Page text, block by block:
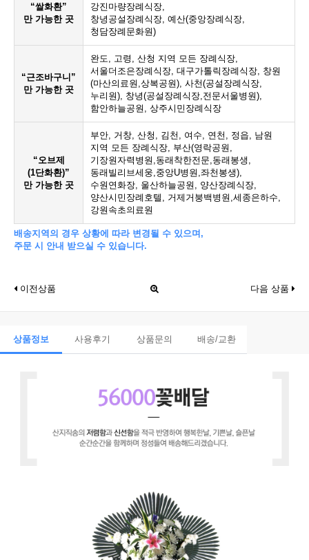
“쌀화환”
만 가능한 곳
강진마량장례식장,
창녕공설장례식장, 예산(중앙장례식장,
청담장례문화원)
“근조바구니”
만 가능한 곳
완도, 고령, 산청 지역 모든 장례식장,
서울더조은장례식장, 대구가톨릭장례식장, 창원
(마산의료원,상복공원), 사천(공설장례식장,
누리원), 창녕(공설장례식장,전문서울병원),
함안하늘공원, 상주시민장례식장
“오브제
(1단화환)”
만 가능한 곳
부안, 거창, 산청, 김천, 여수, 연천, 정읍, 남원
지역 모든 장례식장, 부산(영락공원,
기장원자력병원,동래착한전문,동래봉생,
동래빌리브세웅,중앙U병원,좌천봉생),
수원연화장, 울산하늘공원, 양산장례식장,
양산시민장례호텔, 거제거붕백병원,세종은하수,
강원속초의료원
배송지역의 경우 상황에 따라 변경될 수 있으며,
주문 시 안내 받으실 수 있습니다.
이전상품 다음 상품
상품정보 사용후기 상품문의 배송/교환